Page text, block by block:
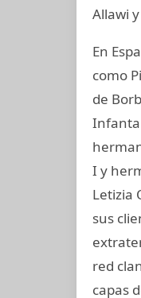
Allawi
En
como
de
Infanta
I y
Letizia
sus
red
capas